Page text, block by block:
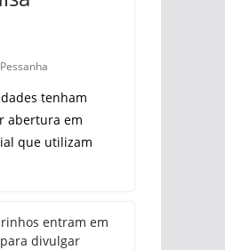
tenham
abertura em
que utilizam
entram em
divulgar